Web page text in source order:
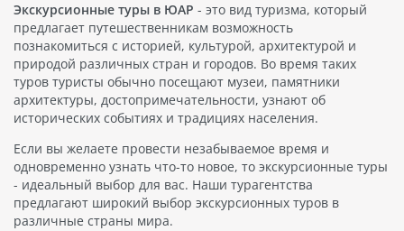
Экскурсионные туры в ЮАР - это вид туризма, который
предлагает путешественникам возможность
познакомиться с историей, культурой, архитектурой и
природой различных стран и городов. Во время таких
туров туристы обычно посещают музеи, памятники
архитектуры, достопримечательности, узнают об
исторических событиях и традициях населения.
Если вы желаете провести незабываемое время и
одновременно узнать что-то новое, то экскурсионные туры
- идеальный выбор для вас. Наши турагентства
предлагают широкий выбор экскурсионных туров в
различные страны мира.